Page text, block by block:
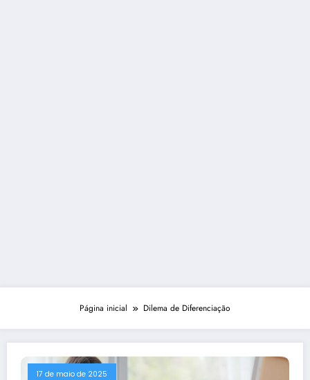
Página inicial Dilema de Diferenciação
17 de maio de 2025